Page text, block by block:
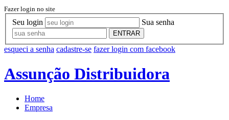
Fazer login no site
Seu login Sua senha
ENTRAR
esqueci a senha cadastre-se fazer login com facebook
Assunção Distribuidora
Home
Empresa